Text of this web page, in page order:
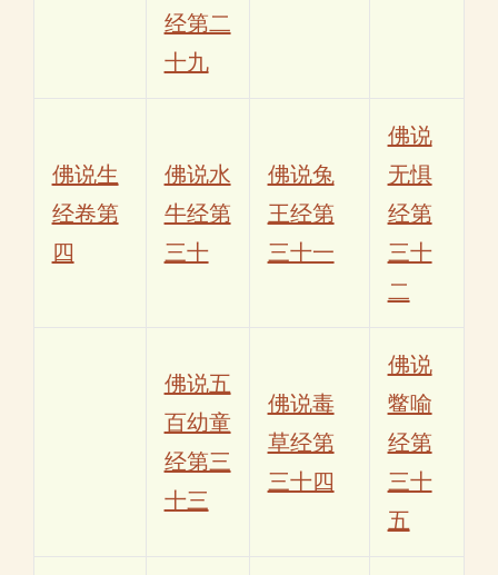
经第二
十九
佛说生
经卷第
四
佛说水
牛经第
三十
佛说兔
王经第
三十一
佛说
无惧
经第
三十
二
佛说五
百幼童
经第三
十三
佛说毒
草经第
三十四
佛说
鳖喻
经第
三十
五